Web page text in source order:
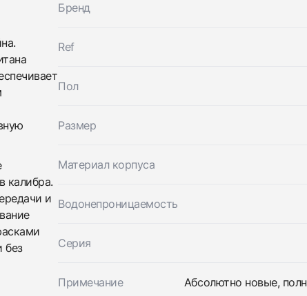
калибра.
и
без
Бренд
Ref
Пол
Размер
Материал корпуса
Водонепроницаемость
Серия
Примечание Абсолютно новые,
часы
данные и мы свяжемся с
Muller
Collection Vanguard Revolution 3
данные и мы свяжемся с
Muller
Collection Vanguard Revolution 3
фото ваших часов…